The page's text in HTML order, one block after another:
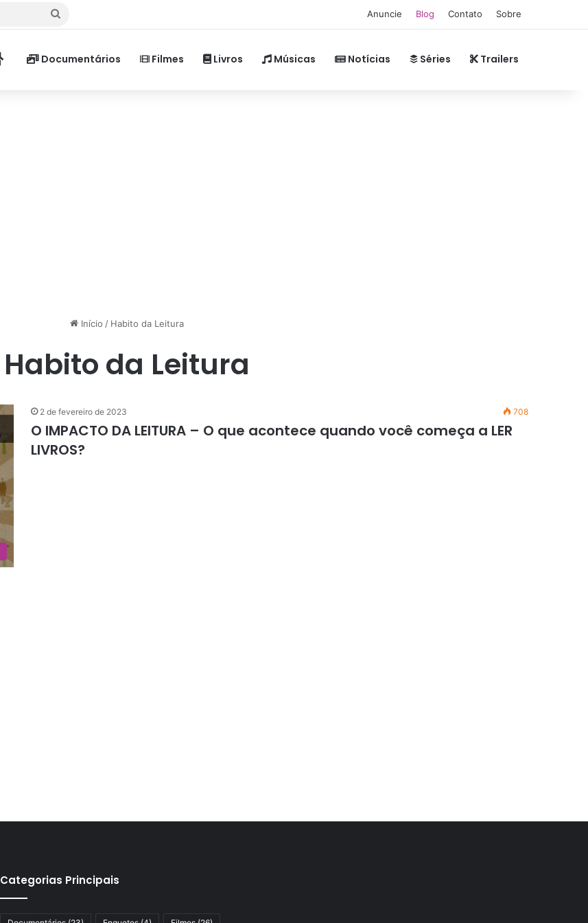
Anuncie Blog Contato Sobre
Home Documentários Filmes Livros Músicas Notícias Séries Trailers
Início / Habito da Leitura
Habito da Leitura
2 de fevereiro de 2023 708
O IMPACTO DA LEITURA – O que acontece quando você começa a LER
LIVROS?
Categorias Principais